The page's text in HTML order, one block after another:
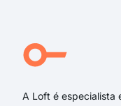
A Loft é especialista